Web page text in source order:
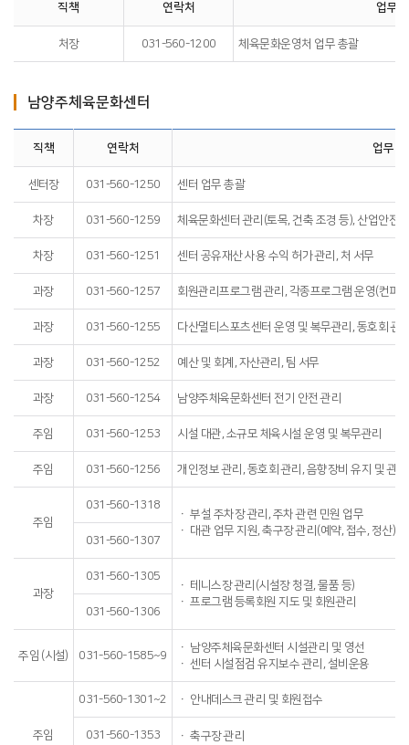
직책 연락처 업무
처장 031-560-1200 체육문화운영처 업무 총괄
남양주체육문화센터
직책 연락처 업무내
센터장 031-560-1250 센터 업무 총괄
차장 031-560-1259 체육문화센터 관리(토목, 건축 조경 등), 산업안전
차장 031-560-1251 센터 공유재산 사용 수익 허가 관리, 처 서무
과장 031-560-1257 회원관리프로그램 관리, 각종프로그램 운영(컨퍼
과장 031-560-1255 다산멀티스포츠센터 운영 및 복무관리, 동호회 관
과장 031-560-1252 예산 및 회계, 자산관리, 팀 서무
과장 031-560-1254 남양주체육문화센터 전기 안전 관리
주임 031-560-1253 시설 대관, 소규모 체육시설 운영 및 복무관리
주임 031-560-1256 개인정보 관리, 동호회 관리, 음향장비 유지 및 관
주임
031-560-1318
ㆍ 부설 주차장 관리, 주차 관련 민원 업무
ㆍ 대관 업무 지원, 축구장 관리(예약, 접수, 정산)
031-560-1307
과장
031-560-1305
ㆍ 테니스장 관리(시설장 청결, 물품 등)
ㆍ 프로그램 등록회원 지도 및 회원관리
031-560-1306
주임 (시설) 031-560-1585~9
ㆍ 남양주체육문화센터 시설관리 및 영선
ㆍ 센터 시설점검 유지보수 관리, 설비운용
주임
031-560-1301~2 ㆍ 안내데스크 관리 및 회원접수
031-560-1353
ㆍ 축구장 관리